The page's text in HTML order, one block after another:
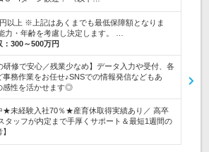
以上 ※上記はあくまでも最低保障額となりま
力・年齢を考慮し決定します。 …
300～500万円
研修で安心／残業少なめ】データ入力や受付、各
事務作業をお任せ♪SNSでの情報発信などもあ
感性を活かせます◎
★未経験入社70％★産育休取得実績あり／ 高卒
タッフが内定まで手厚くサポート＆最短1週間の